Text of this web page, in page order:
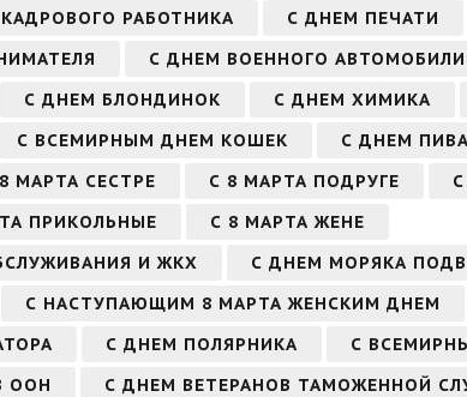
РАБОТНИКА С ДНЕМ ПЕЧАТИ
С ДНЕМ ВОЕННОГО
С ДНЕМ БЛОНДИНОК С ДНЕМ ХИМИКА
С ВСЕМИРНЫМ ДНЕМ КОШЕК С ДНЕМ ПИВА
МАРТА СЕСТРЕ С 8 МАРТА ПОДРУГЕ
ПРИКОЛЬНЫЕ
С 8 МАРТА ЖЕНЕ
И ЖКХ
С ДНЕМ МОРЯКА
С НАСТУПАЮЩИМ 8 МАРТА ЖЕНСКИМ ДНЕМ
С ДНЕМ ПОЛЯРНИКА С
ООН С ДНЕМ ВЕТЕРАНОВ ТАМОЖЕННОЙ